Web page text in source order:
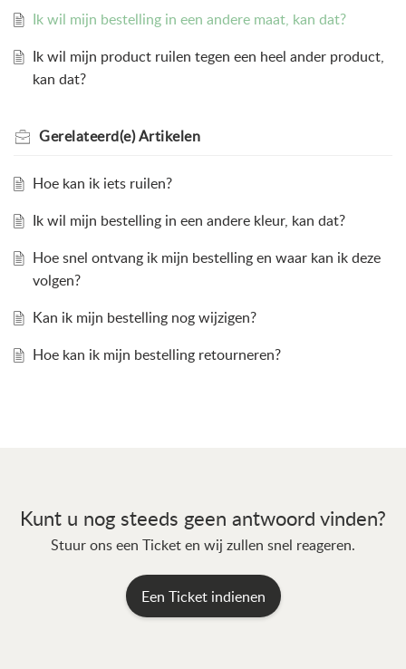
Ik wil mijn bestelling in een andere maat, kan dat?
Ik wil mijn product ruilen tegen een heel ander product,
kan dat?
Gerelateerd(e)Artikelen
Hoe kan ik iets ruilen?
Ik wil mijn bestelling in een andere kleur, kan dat?
Hoe snel ontvang ik mijn bestelling en waar kan ik deze
volgen?
Kan ik mijn bestelling nog wijzigen?
Hoe kan ik mijn bestelling retourneren?
Kunt u nog steeds geen antwoord vinden?
Stuur ons een Ticket en wij zullen snel reageren.
Een Ticket indienen